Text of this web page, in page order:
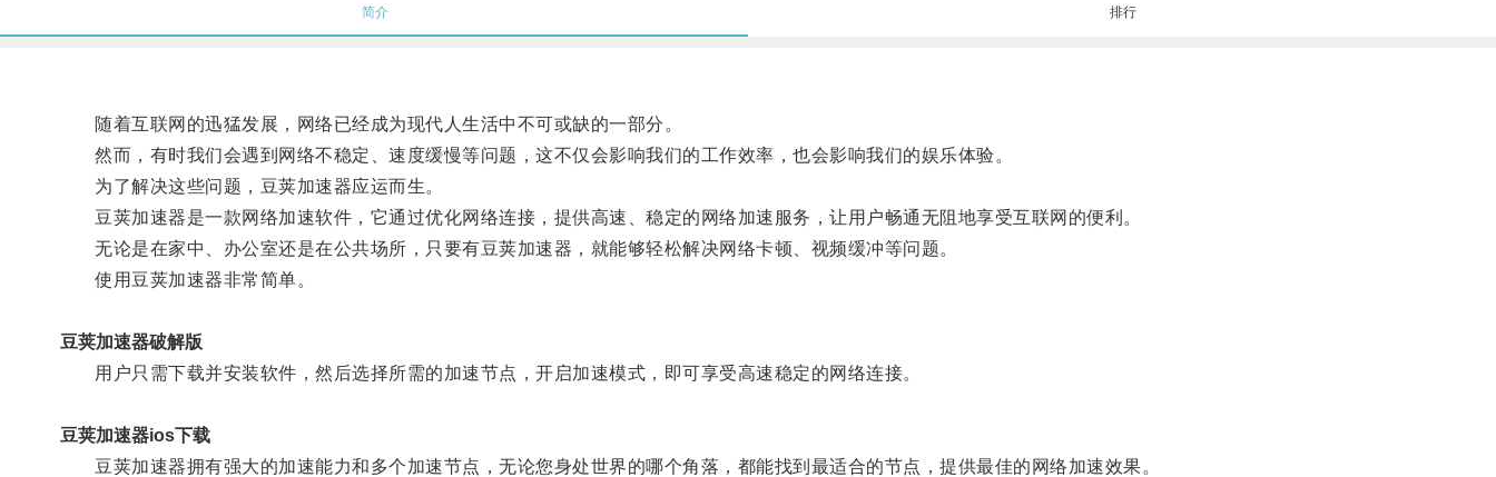
简介 排行
随着互联网的迅猛发展，网络已经成为现代人生活中不可或缺的一部分。
然而，有时我们会遇到网络不稳定、速度缓慢等问题，这不仅会影响我们的工作效率，也会影响我们的娱乐体验。
为了解决这些问题，豆荚加速器应运而生。
豆荚加速器是一款网络加速软件，它通过优化网络连接，提供高速、稳定的网络加速服务，让用户畅通无阻地享受互联网的便利。
无论是在家中、办公室还是在公共场所，只要有豆荚加速器，就能够轻松解决网络卡顿、视频缓冲等问题。
使用豆荚加速器非常简单。
豆荚加速器破解版
用户只需下载并安装软件，然后选择所需的加速节点，开启加速模式，即可享受高速稳定的网络连接。
豆荚加速器ios下载
豆荚加速器拥有强大的加速能力和多个加速节点，无论您身处世界的哪个角落，都能找到最适合的节点，提供最佳的网络加速效果。